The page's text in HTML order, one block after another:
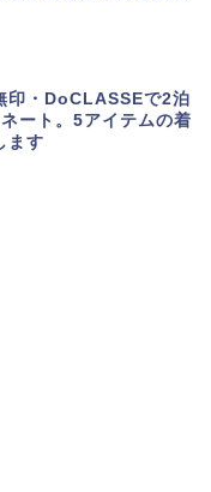
印・DoCLASSEで2泊
ート。5アイテムの着
ます